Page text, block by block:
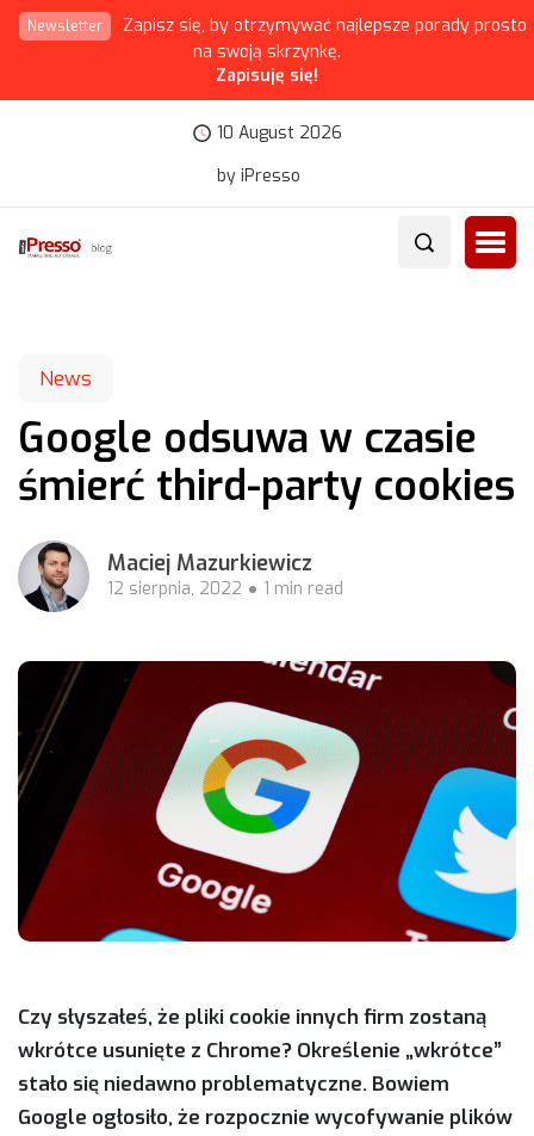
Newsletter
Zapisz się, by otrzymywać najlepsze porady prosto
na swoją skrzynkę.
Zapisuję się!
10 August 2026
by iPresso
News
Google odsuwa w czasie
śmierć third-party cookies
Maciej Mazurkiewicz
12 sierpnia, 2022 1 min read
Czy słyszałeś, że pliki cookie innych firm zostaną
wkrótce usunięte z Chrome? Określenie „wkrótce”
stało się niedawno problematyczne. Bowiem
Google ogłosiło, że rozpocznie wycofywanie plików